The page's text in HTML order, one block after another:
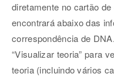
diretamente no cartão
encontrará abaixo das
correspondência de
“Visualizar teoria” para
teoria (incluindo vários